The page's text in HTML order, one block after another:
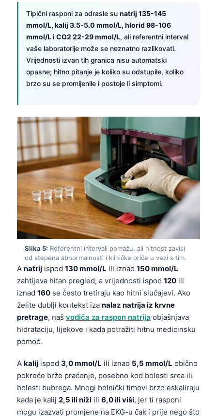
Tipični rasponi za odrasle su natrij 135-145
mmol/L, kalij 3.5-5.0 mmol/L, hlorid 98-106
mmol/L i CO2 22-29 mmol/L, ali referentni interval
vaše laboratorije može se neznatno razlikovati.
Vrijednosti izvan tih granica nisu automatski
opasne; hitno pitanje je koliko su odstupile, koliko
brzo su se promijenile i postoje li simptomi.
Slika 5: Referentni intervali pomažu, ali hitnost zavisi
od stepena abnormalnosti i kliničke priče u vezi s tim.
A natrij ispod 130 mmol/L ili iznad 150 mmol/L
zahtijeva hitan pregled, a vrijednosti ispod 120 ili
iznad 160 se često tretiraju kao hitni slučajevi. Ako
želite dublji kontekst iza nalaz natrija iz krvne
pretrage, naš vodiča za raspon natrija objašnjava
hidrataciju, lijekove i kada potražiti hitnu medicinsku
pomoć.
A kalij ispod 3,0 mmol/L ili iznad 5,5 mmol/L obično
pokreće brže praćenje, posebno kod bolesti srca ili
bolesti bubrega. Mnogi bolnički timovi brzo eskaliraju
kada je kalij 2,5 ili niži ili 6,0 ili viši, jer ti rasponi
mogu izazvati promjene na EKG-u čak i prije nego što